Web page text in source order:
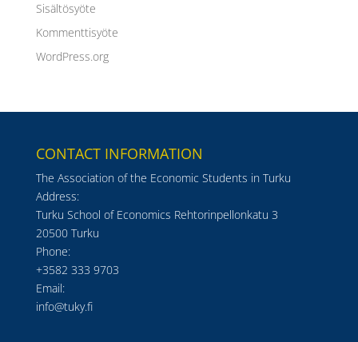
Sisältösyöte
Kommenttisyöte
WordPress.org
CONTACT INFORMATION
The Association of the Economic Students in Turku
Address:
Turku School of Economics Rehtorinpellonkatu 3
20500 Turku
Phone:
+3582 333 9703
Email:
info@tuky.fi